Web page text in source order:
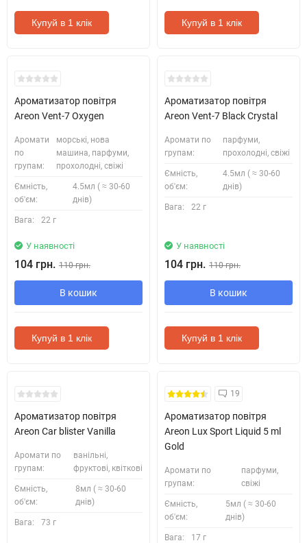
Купуй в 1 клік Купуй в 1 клік
Ароматизатор повітря
Areon Vent-7 Oxygen
Аромати
по
групам:
морські, нова
машина, парфуми,
прохолодні, свіжі
Ємність,
об'єм:
4.5мл ( ≈ 30-60
днів)
Вага: 22 г
У наявності
104 грн. 110 грн.
В кошик
Купуй в 1 клік
Ароматизатор повітря
Areon Vent-7 Black Crystal
Аромати по
групам:
парфуми,
прохолодні, свіжі
Ємність,
об'єм:
4.5мл ( ≈ 30-60
днів)
Вага: 22 г
У наявності
104 грн. 110 грн.
В кошик
Купуй в 1 клік
Ароматизатор повітря
Areon Car blister Vanilla
Аромати по
групам:
ванільні,
фруктові, квіткові
Ємність,
об'єм:
8мл ( ≈ 30-60
днів)
Вага: 73 г
19
Ароматизатор повітря
Areon Lux Sport Liquid 5 ml
Gold
Аромати по
групам:
парфуми,
свіжі
Ємність,
об'єм:
5мл ( ≈ 30-60
днів)
Вага: 17 г